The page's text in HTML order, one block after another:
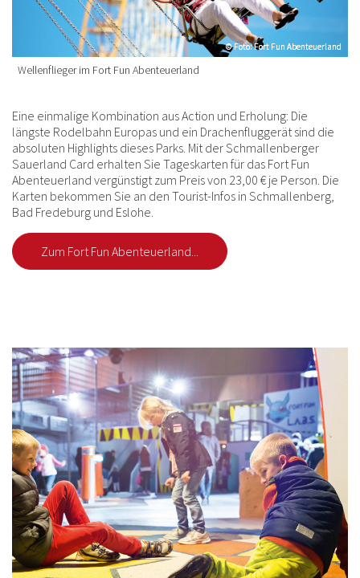
© Foto: Fort Fun Abenteuerland
© Foto: Fort Fun Abenteuerland
Wellenflieger im Fort Fun Abenteuerland
Eine einmalige Kombination aus Action und Erholung: Die
längste Rodelbahn Europas und ein Drachenfluggerät sind die
absoluten Highlights dieses Parks. Mit der Schmallenberger
Sauerland Card erhalten Sie Tageskarten für das Fort Fun
Abenteuerland vergünstigt zum Preis von 23,00 € je Person. Die
Karten bekommen Sie an den Tourist-Infos in Schmallenberg,
Bad Fredeburg und Eslohe.
Zum Fort Fun Abenteuerland...